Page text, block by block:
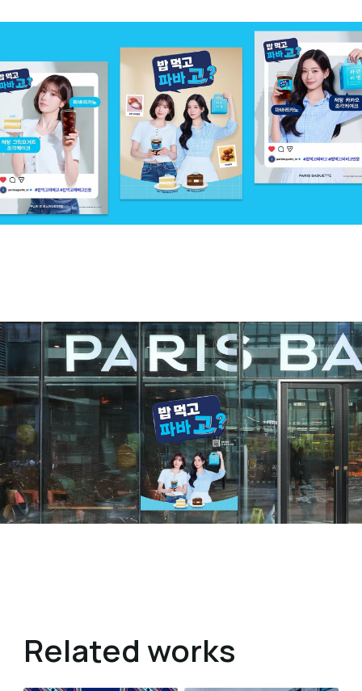
Related works